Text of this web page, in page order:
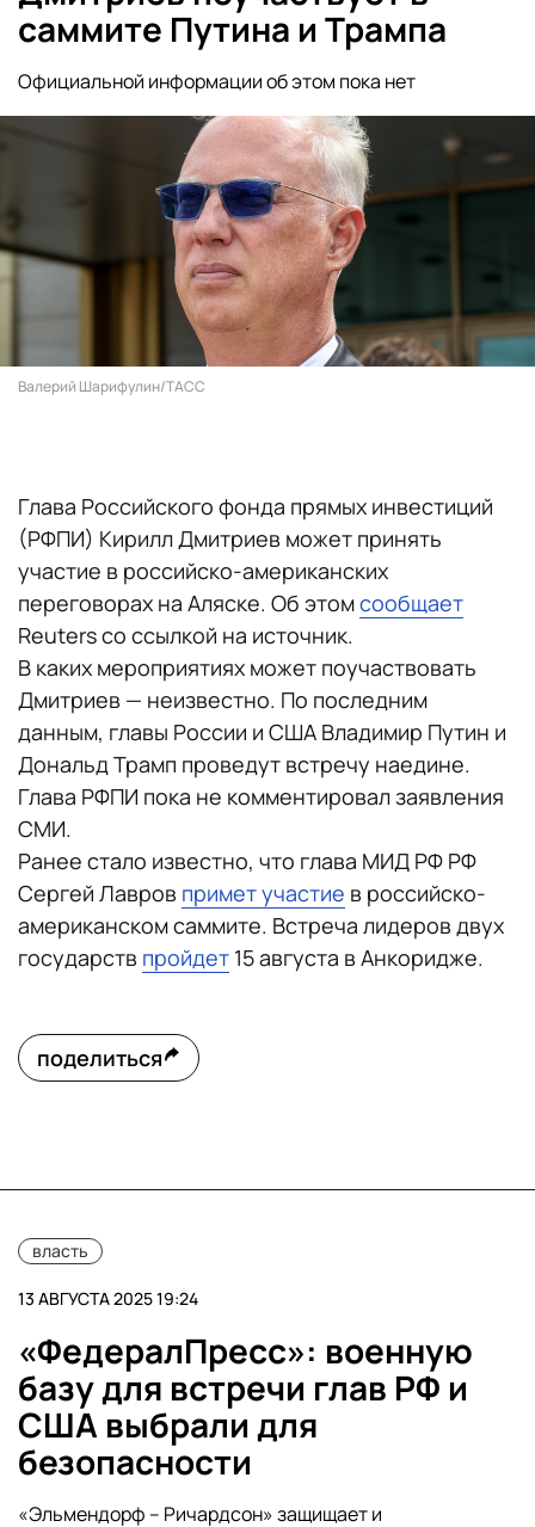
саммите Путина и Трампа
Официальной информации об этом пока нет
Валерий Шарифулин/ТАСС
Глава Российского фонда прямых инвестиций
(РФПИ) Кирилл Дмитриев может принять
участие в российско-американских
переговорах на Аляске. Об этомсообщает
Reuters со ссылкой на источник.
В каких мероприятиях может поучаствовать
Дмитриев — неизвестно. По последним
данным, главы России и США Владимир Путин и
Дональд Трамп проведут встречу наедине.
Глава РФПИ пока не комментировал заявления
СМИ.
Ранее стало известно, что глава МИД РФ РФ
Сергей Лавров примет участие в российско-
американском саммите. Встреча лидеров двух
государств пройдет 15 августа в Анкоридже.
поделиться
власть
13 АВГУСТА 2025 19:24
«ФедералПресс»: военную
базу для встречи глав РФ и
США выбрали для
безопасности
«Эльмендорф – Ричардсон» защищает и